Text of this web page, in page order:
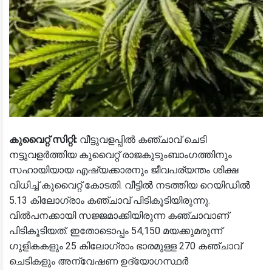
കുവൈറ്റ് സിറ്റി: വീട്ടുവളപ്പില്‍ കഞ്ചാവ് ചെടി
നട്ടുവളര്‍ത്തിയ കുവൈറ്റ് രാജകുടുംബാംഗത്തിനും
സഹായിയായ എഷ്യക്കാരനും ജീവപര്യന്തം ശിക്ഷ
വിധിച്ച് കുവൈറ്റ് കോടതി. വീട്ടില്‍ നടത്തിയ റെയിഡില്‍
5.13 കിലോഗ്രാം കഞ്ചാവ് പിടികൂടിയിരുന്നു.
വില്‍പനക്കായി സജ്ജമാക്കിയിരുന്ന കഞ്ചാവാണ്
പിടികൂടിയത്. ഇതോടൊപ്പം 54,150 മയക്കുമരുന്ന്
ഗുളികകളും 25 കിലോഗ്രാം ഭാരമുള്ള 270 കഞ്ചാവ്
ചെടികളും അന്വേഷണ ഉദ്യോഗസ്ഥര്‍